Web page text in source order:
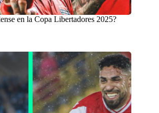
en la Copa Libertadores 2025?